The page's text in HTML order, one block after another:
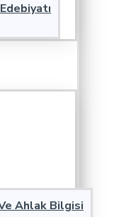
Ahlak Bilgisi